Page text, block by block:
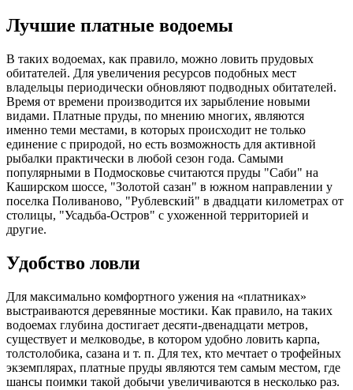
Лучшие платные водоемы
В таких водоемах, как правило, можно ловить прудовых
обитателей. Для увеличения ресурсов подобных мест
владельцы периодически обновляют подводных обитателей.
Время от времени производится их зарыбление новыми
видами. Платные пруды, по мнению многих, являются
именно теми местами, в которых происходит не только
единение с природой, но есть возможность для активной
рыбалки практически в любой сезон года. Самыми
популярными в Подмосковье считаются пруды "Саби" на
Каширском шоссе, "Золотой сазан" в южном направлении у
поселка Поливаново, "Рублевский" в двадцати километрах от
столицы, "Усадьба-Остров" с ухоженной территорией и
другие.
Удобство ловли
Для максимально комфортного ужения на «платниках»
выстраиваются деревянные мостики. Как правило, на таких
водоемах глубина достигает десяти-двенадцати метров,
существует и мелководье, в котором удобно ловить карпа,
толстолобика, сазана и т. п. Для тех, кто мечтает о трофейных
экземплярах, платные пруды являются тем самым местом, где
шансы поимки такой добычи увеличиваются в несколько раз.